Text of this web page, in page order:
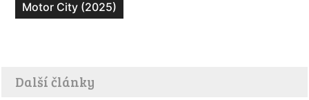
Motor City (2025)
Další články